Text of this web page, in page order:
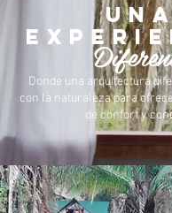
Donde una arquitectura
con la naturaleza para
de confort y